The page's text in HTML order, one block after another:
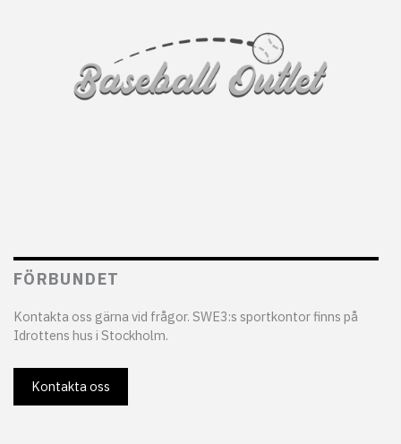
FÖRBUNDET
Kontakta oss gärna vid frågor. SWE3:s sportkontor finns på
Idrottens hus i Stockholm.
Kontakta oss